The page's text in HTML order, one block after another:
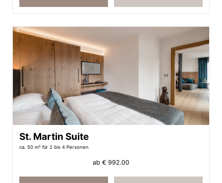
St. Martin Suite
ca. 50 m² für 2 bis 4 Personen
ab € 992.00